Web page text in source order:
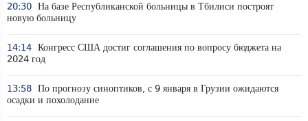
20:30 На базе Республиканской больницы в Тбилиси построят
новую больницу
14:14 Конгресс США достиг соглашения по вопросу бюджета на
2024 год
13:58 По прогнозу синоптиков, с 9 января в Грузии ожидаются
осадки и похолодание